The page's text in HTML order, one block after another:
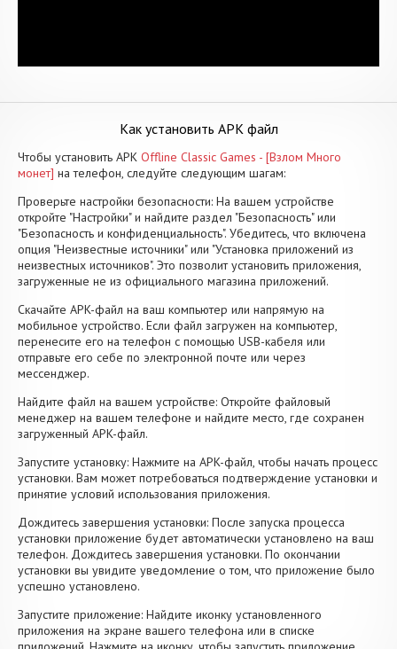
Как установить APK файл
Чтобы установить APK Offline Classic Games - [Взлом Много
монет] на телефон, следуйте следующим шагам:
Проверьте настройки безопасности: На вашем устройстве
откройте "Настройки" и найдите раздел "Безопасность" или
"Безопасность и конфиденциальность". Убедитесь, что включена
опция "Неизвестные источники" или "Установка приложений из
неизвестных источников". Это позволит установить приложения,
загруженные не из официального магазина приложений.
Скачайте APK-файл на ваш компьютер или напрямую на
мобильное устройство. Если файл загружен на компьютер,
перенесите его на телефон с помощью USB-кабеля или
отправьте его себе по электронной почте или через
мессенджер.
Найдите файл на вашем устройстве: Откройте файловый
менеджер на вашем телефоне и найдите место, где сохранен
загруженный APK-файл.
Запустите установку: Нажмите на APK-файл, чтобы начать процесс
установки. Вам может потребоваться подтверждение установки и
принятие условий использования приложения.
Дождитесь завершения установки: После запуска процесса
установки приложение будет автоматически установлено на ваш
телефон. Дождитесь завершения установки. По окончании
установки вы увидите уведомление о том, что приложение было
успешно установлено.
Запустите приложение: Найдите иконку установленного
приложения на экране вашего телефона или в списке